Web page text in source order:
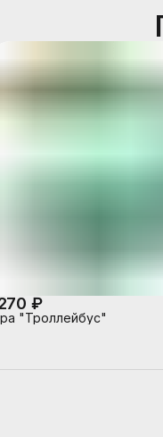
₽
"Троллейбус"